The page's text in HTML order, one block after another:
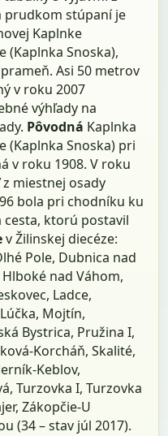
prudkom stúpaní je
Kaplnke
(Kaplnka Snoska),
Asi 50 metrov
v roku 2007
výhľady na
Pôvodná Kaplnka
(Kaplnka Snoska) pri
v roku 1908. V roku
miestnej osady
bola pri chodníku ku
ktorú postavil
v Žilinskej diecéze:
Pole, Dubnica nad
nad Váhom,
Ladce,
Mojtín,
Bystrica, Pružina I,
Korcháň, Skalité,
Keblov,
Turzovka I, Turzovka
Zákopčie-U
(34 – stav júl 2017).